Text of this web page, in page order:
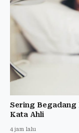
Sering Begadang
Kata Ahli
4 jam lalu